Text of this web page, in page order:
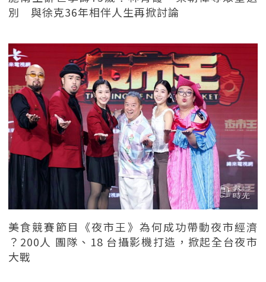
別 與徐克36年相伴人生再掀討論
美食競賽節目《夜市王》為何成功帶動夜市經濟
？200人 團隊、18 台攝影機打造，掀起全台夜市
大戰